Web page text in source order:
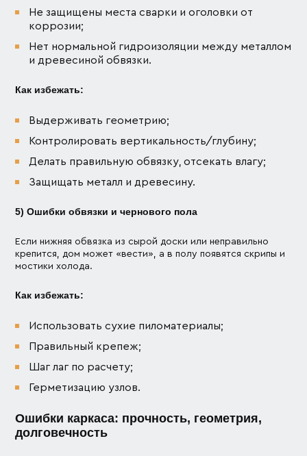
Не защищены места сварки и оголовки от
коррозии;
Нет нормальной гидроизоляции между металлом
и древесиной обвязки.
Как избежать:
Выдерживать геометрию;
Контролировать вертикальность/глубину;
Делать правильную обвязку, отсекать влагу;
Защищать металл и древесину.
5) Ошибки обвязки и чернового пола
Если нижняя обвязка из сырой доски или неправильно
крепится, дом может «вести», а в полу появятся скрипы и
мостики холода.
Как избежать:
Использовать сухие пиломатериалы;
Правильный крепеж;
Шаг лаг по расчету;
Герметизацию узлов.
Ошибки каркаса: прочность, геометрия,
долговечность